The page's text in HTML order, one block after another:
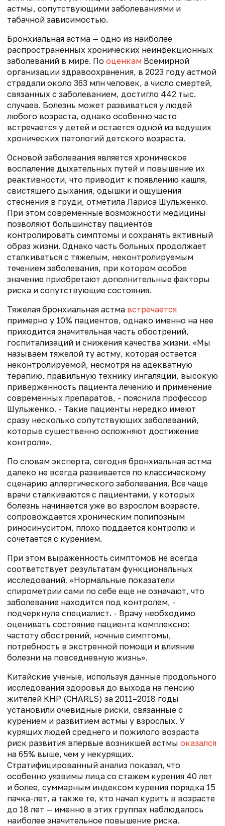
астмы, сопутствующими заболеваниями и
табачной зависимостью.
Бронхиальная астма — одно из наиболее
распространенных хронических неинфекционных
заболеваний в мире. По оценкам Всемирной
организации здравоохранения, в 2023 году астмой
страдали около 363 млн человек, а число смертей,
связанных с заболеванием, достигло 442 тыс.
случаев. Болезнь может развиваться у людей
любого возраста, однако особенно часто
встречается у детей и остается одной из ведущих
хронических патологий детского возраста.
Основой заболевания является хроническое
воспаление дыхательных путей и повышение их
реактивности, что приводит к появлению кашля,
свистящего дыхания, одышки и ощущения
стеснения в груди, отметила Лариса Шульженко.
При этом современные возможности медицины
позволяют большинству пациентов
контролировать симптомы и сохранять активный
образ жизни. Однако часть больных продолжает
сталкиваться с тяжелым, неконтролируемым
течением заболевания, при котором особое
значение приобретают дополнительные факторы
риска и сопутствующие состояния.
Тяжелая бронхиальная астма встречается
примерно у 10% пациентов, однако именно на нее
приходится значительная часть обострений,
госпитализаций и снижения качества жизни. «Мы
называем тяжелой ту астму, которая остается
неконтролируемой, несмотря на адекватную
терапию, правильную технику ингаляции, высокую
приверженность пациента лечению и применение
современных препаратов, - пояснила профессор
Шульженко. - Такие пациенты нередко имеют
сразу несколько сопутствующих заболеваний,
которые существенно осложняют достижение
контроля».
По словам эксперта, сегодня бронхиальная астма
далеко не всегда развивается по классическому
сценарию аллергического заболевания. Все чаще
врачи сталкиваются с пациентами, у которых
болезнь начинается уже во взрослом возрасте,
сопровождается хроническим полипозным
риносинуситом, плохо поддается контролю и
сочетается с курением.
При этом выраженность симптомов не всегда
соответствует результатам функциональных
исследований. «Нормальные показатели
спирометрии сами по себе еще не означают, что
заболевание находится под контролем, -
подчеркнула специалист. - Врачу необходимо
оценивать состояние пациента комплексно:
частоту обострений, ночные симптомы,
потребность в экстренной помощи и влияние
болезни на повседневную жизнь».
Китайские ученые, используя данные продольного
исследования здоровья до выхода на пенсию
жителей КНР (CHARLS) за 2011–2018 годы
установили очевидные риски, связанные с
курением и развитием астмы у взрослых. У
курящих людей среднего и пожилого возраста
риск развития впервые возникшей астмы оказался
на 65% выше, чем у некурящих.
Стратифицированный анализ показал, что
особенно уязвимы лица со стажем курения 40 лет
и более, суммарным индексом курения порядка 15
пачка-лет, а также те, кто начал курить в возрасте
до 18 лет — именно в этих группах наблюдалось
наиболее значительное повышение риска.